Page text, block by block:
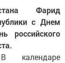
Фарид
с Днем
российского
календаре